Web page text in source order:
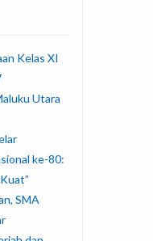
Kelas XI
Utara
ke-80:
SMA